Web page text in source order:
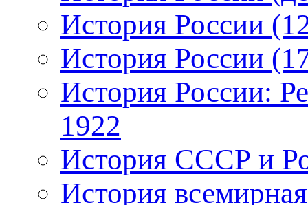
История России
История России
История России:
1922
История СССР и
История